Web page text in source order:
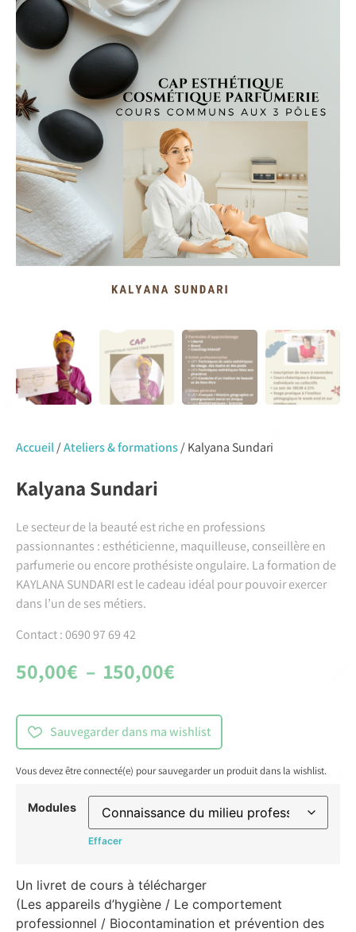
Accueil/Ateliers & formations/ Kalyana Sundari
Kalyana Sundari
Le secteur de la beauté est riche en professions
passionnantes : esthéticienne, maquilleuse, conseillère en
parfumerie ou encore prothésiste ongulaire. La formation de
KAYLANA SUNDARI est le cadeau idéal pour pouvoir exercer
dans l’un de ses métiers.
Contact : 0690 97 69 42
50,00€ – 150,00€
Sauvegarder dans ma wishlist
Vous devez être connecté(e) pour sauvegarder un produit dans la wishlist.
Modules
Effacer
Un livret de cours à télécharger
(Les appareils d’hygiène / Le comportement
professionnel / Biocontamination et prévention des